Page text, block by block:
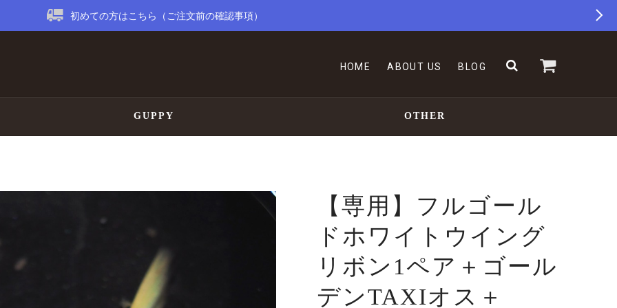
初めての方はこちら（ご注文前の確認事項）
HOME ABOUT US BLOG
GUPPY OTHER
【専用】フルゴール
ドホワイトウイング
リボン1ペア＋ゴール
デンTAXIオス＋